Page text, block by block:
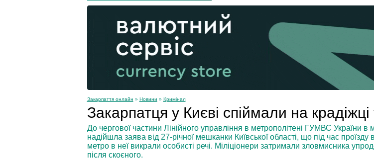
На Хустщині внаслідок ДТП за участі трьох авто
Інструктора районного ТЦК на Закарпатті судитимуть за
Закарпаття онлайн » Новини » Кримінал
Закарпатця у Києві спіймали на
До чергової частини Лінійного управління в метрополітені ГУМВС України в
надійшла заява від 27-річної мешканки Київської області, що під час проїзду
метро в неї викрали особисті речі. Міліціонери затримали зловмисника
після скоєного.